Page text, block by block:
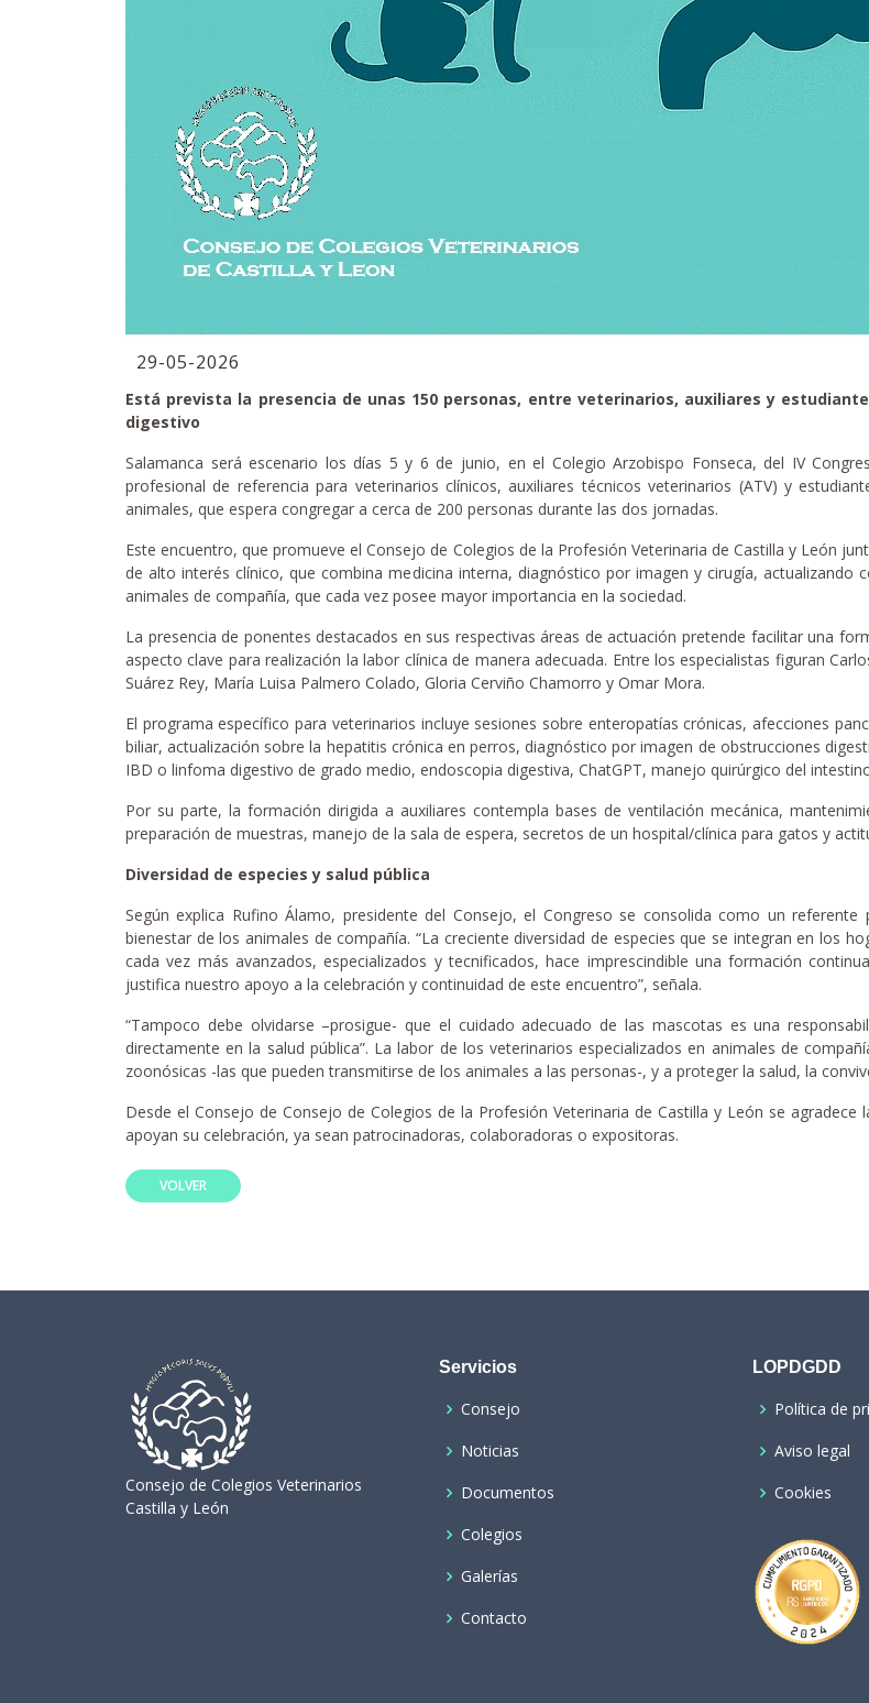
29-05-2026
Está prevista la presencia de unas 150 personas, entre veterinarios, auxiliares y
digestivo
Salamanca será escenario los días 5 y 6 de junio, en el Colegio Arzobispo Fonseca, del IV
profesional de referencia para veterinarios clínicos, auxiliares técnicos veterinarios (ATV) y
animales, que espera congregar a cerca de 200 personas durante las dos jornadas.
Este encuentro, que promueve el Consejo de Colegios de la Profesión Veterinaria de Castilla y León
de alto interés clínico, que combina medicina interna, diagnóstico por imagen y cirugía,
animales de compañía, que cada vez posee mayor importancia en la sociedad.
La presencia de ponentes destacados en sus respectivas áreas de actuación pretende facilitar una
aspecto clave para realización la labor clínica de manera adecuada. Entre los especialistas figuran
Suárez Rey, María Luisa Palmero Colado, Gloria Cerviño Chamorro y Omar Mora.
El programa específico para veterinarios incluye sesiones sobre enteropatías crónicas, afecciones
biliar, actualización sobre la hepatitis crónica en perros, diagnóstico por imagen de obstrucciones
IBD o linfoma digestivo de grado medio, endoscopia digestiva, ChatGPT, manejo quirúrgico del
Por su parte, la formación dirigida a auxiliares contempla bases de ventilación mecánica,
preparación de muestras, manejo de la sala de espera, secretos de un hospital/clínica para gatos y
Diversidad de especies y salud pública
Según explica Rufino Álamo, presidente del Consejo, el Congreso se consolida como un
bienestar de los animales de compañía. “La creciente diversidad de especies que se integran en los
cada vez más avanzados, especializados y tecnificados, hace imprescindible una formación
justifica nuestro apoyo a la celebración y continuidad de este encuentro”, señala.
“Tampoco debe olvidarse –prosigue- que el cuidado adecuado de las mascotas es una
directamente en la salud pública”. La labor de los veterinarios especializados en animales de
zoonósicas -las que pueden transmitirse de los animales a las personas-, y a proteger la salud, la
Desde el Consejo de Consejo de Colegios de la Profesión Veterinaria de Castilla y León se
apoyan su celebración, ya sean patrocinadoras, colaboradoras o expositoras.
VOLVER
Consejo de Colegios Veterinarios
Castilla y León
Servicios
Consejo
Noticias
Documentos
Colegios
Galerías
Contacto
LOPDGDD
Política de
Aviso legal
Cookies